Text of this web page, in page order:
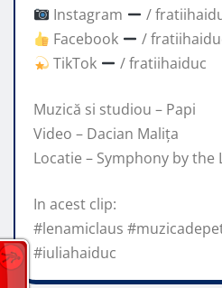
Instagram
/
Facebook
/
TikTok
/ fratiihaiduc
Muzică si studiou – Papi
Video – Dacian Malița
Locatie – Symphony by the
In acest clip:
#lenamiclaus
#iuliahaiduc